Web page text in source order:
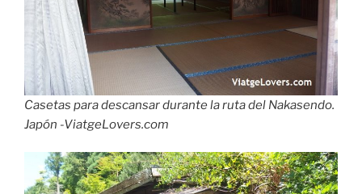
Casetas para descansar durante la ruta del Nakasendo.
Japón -ViatgeLovers.com